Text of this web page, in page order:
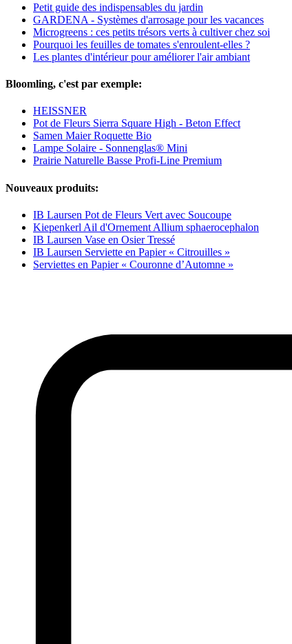
Petit guide des indispensables du jardin
GARDENA - Systèmes d'arrosage pour les vacances
Microgreens : ces petits trésors verts à cultiver chez soi
Pourquoi les feuilles de tomates s'enroulent-elles ?
Les plantes d'intérieur pour améliorer l'air ambiant
Bloomling, c'est par exemple:
HEISSNER
Pot de Fleurs Sierra Square High - Beton Effect
Samen Maier Roquette Bio
Lampe Solaire - Sonnenglas® Mini
Prairie Naturelle Basse Profi-Line Premium
Nouveaux produits:
IB Laursen Pot de Fleurs Vert avec Soucoupe
Kiepenkerl Ail d'Ornement Allium sphaerocephalon
IB Laursen Vase en Osier Tressé
IB Laursen Serviette en Papier « Citrouilles »
Serviettes en Papier « Couronne d’Automne »